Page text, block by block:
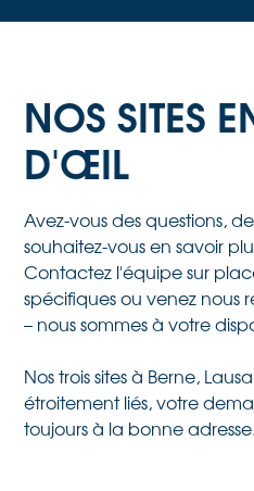
NOS SITES
D'ŒIL
Avez-vous des questions,
souhaitez-vous en savoir
Contactez l'équipe sur
spécifiques ou venez nous
– nous sommes à votre
Nos trois sites à Berne,
étroitement liés, votre
toujours à la bonne adresse.